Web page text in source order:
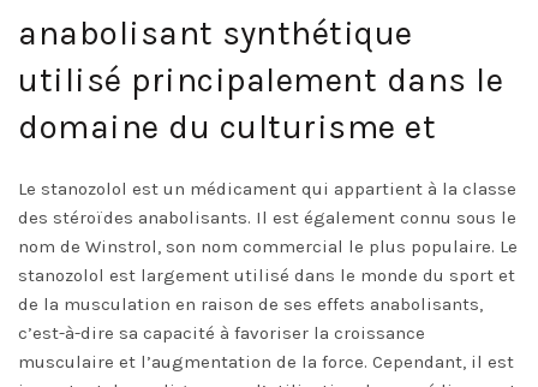
anabolisant synthétique
utilisé principalement dans le
domaine du culturisme et
Le stanozolol est un médicament qui appartient à la classe
des stéroïdes anabolisants. Il est également connu sous le
nom de Winstrol, son nom commercial le plus populaire. Le
stanozolol est largement utilisé dans le monde du sport et
de la musculation en raison de ses effets anabolisants,
c’est-à-dire sa capacité à favoriser la croissance
musculaire et l’augmentation de la force. Cependant, il est